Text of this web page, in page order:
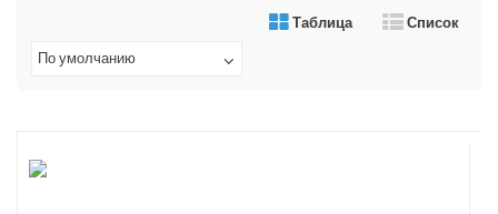
Таблица
Список
По умолчанию